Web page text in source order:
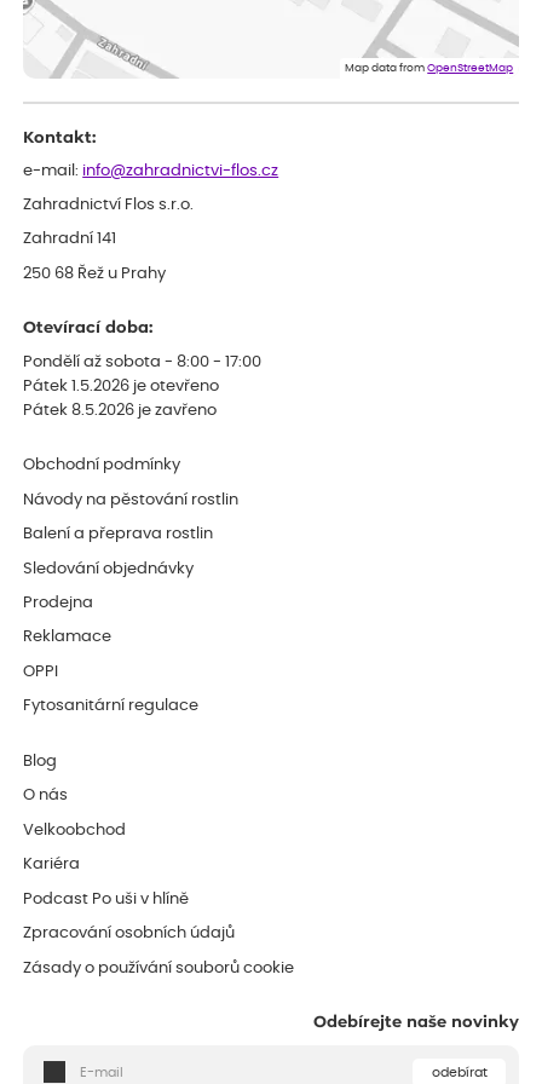
Doporučuji :). Spokojenost, stromky v pěkném stavu. Jediné, co
my chybělo, bylo komunikování nedostupného zboží před
Map data fromOpenStreetMap
Kontakt:
e-mail: info@zahradnictvi-flos.cz
Zahradnictví Flos s.r.o.
Zahradní 141
250 68 Řež u Prahy
Otevírací doba:
Pondělí až sobota - 8:00 - 17:00
Pátek 1.5.2026 je otevřeno
Pátek 8.5.2026 je zavřeno
Obchodní podmínky
Návody na pěstování rostlin
Balení a přeprava rostlin
Sledování objednávky
Prodejna
Reklamace
OPPI
Fytosanitární regulace
Blog
O nás
Velkoobchod
Kariéra
Podcast Po uši v hlíně
Zpracování osobních údajů
Zásady o používání souborů cookie
Odebírejte naše novinky
odebírat